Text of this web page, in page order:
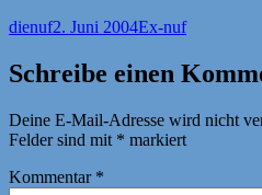
Autor
dienufVeröffentlicht
2. Juni 2004Kategorien
Ex-nuf
Schreibe einen
Deine E-Mail-Adresse wird nicht
Felder sind mit * markiert
Kommentar *